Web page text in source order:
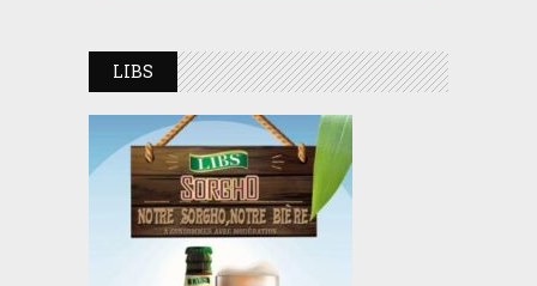
LIBS